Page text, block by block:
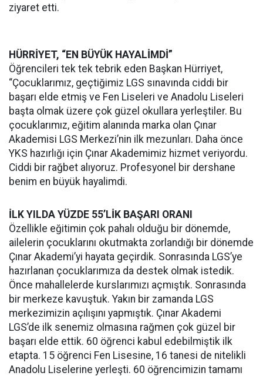
ziyaret etti.
HÜRRİYET, “EN BÜYÜK HAYALİMDİ”
Öğrencileri tek tek tebrik eden Başkan Hürriyet,
“Çocuklarımız, geçtiğimiz LGS sınavında ciddi bir
başarı elde etmiş ve Fen Liseleri ve Anadolu Liseleri
başta olmak üzere çok güzel okullara yerleştiler. Bu
çocuklarımız, eğitim alanında marka olan Çınar
Akademisi LGS Merkezi’nin ilk mezunları. Daha önce
YKS hazırlığı için Çınar Akademimiz hizmet veriyordu.
Ciddi bir rağbet alıyoruz. Profesyonel bir dershane
benim en büyük hayalimdi.
İLK YILDA YÜZDE 55’LİK BAŞARI ORANI
Özellikle eğitimin çok pahalı olduğu bir dönemde,
ailelerin çocuklarını okutmakta zorlandığı bir dönemde
Çınar Akademi’yi hayata geçirdik. Sonrasında LGS’ye
hazırlanan çocuklarımıza da destek olmak istedik.
Önce mahallelerde kurslarımızı açmıştık. Sonrasında
bir merkeze kavuştuk. Yakın bir zamanda LGS
merkezimizin açılışını yapmıştık. Çınar Akademi
LGS’de ilk senemiz olmasına rağmen çok güzel bir
başarı elde ettik. 60 öğrenci kabul edebilmiştik ilk
etapta. 15 öğrenci Fen Lisesine, 16 tanesi de nitelikli
Anadolu Liselerine yerleşti. 60 öğrencimizin tamamı